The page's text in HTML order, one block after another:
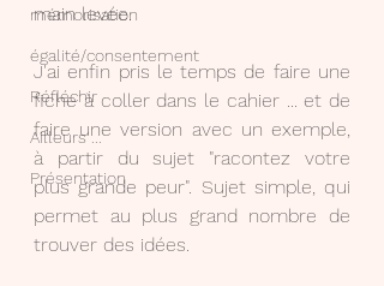
mémorisation
égalité/consentement
Réfléchir
Ailleurs ...
Présentation
main levée.
J'ai enfin pris le temps de faire une
fiche à coller dans le cahier ... et de
faire une version avec un exemple,
à partir du sujet "racontez votre
plus grande peur". Sujet simple, qui
permet au plus grand nombre de
trouver des idées.